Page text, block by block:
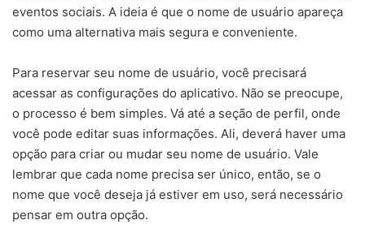
eventos sociais. A ideia é que o nome de usuário apareça
como uma alternativa mais segura e conveniente.
Para reservar seu nome de usuário, você precisará
acessar as configurações do aplicativo. Não se preocupe,
o processo é bem simples. Vá até a seção de perfil, onde
você pode editar suas informações. Ali, deverá haver uma
opção para criar ou mudar seu nome de usuário. Vale
lembrar que cada nome precisa ser único, então, se o
nome que você deseja já estiver em uso, será necessário
pensar em outra opção.